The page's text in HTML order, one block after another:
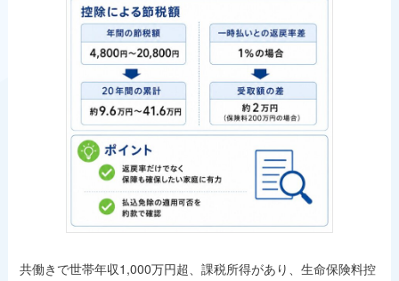
共働きで世帯年収1,000万円超、課税所得があり、生命保険料控